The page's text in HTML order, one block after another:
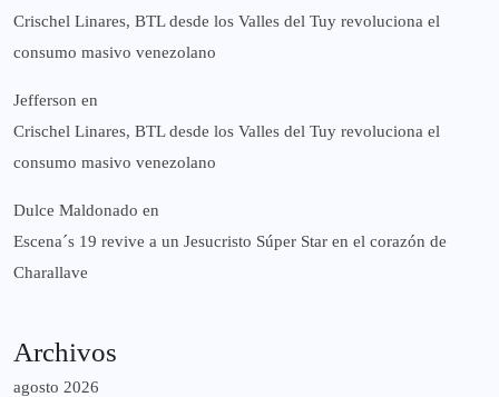
Crischel Linares, BTL desde los Valles del Tuy revoluciona el
consumo masivo venezolano
Jefferson en
Crischel Linares, BTL desde los Valles del Tuy revoluciona el
consumo masivo venezolano
Dulce Maldonado en
Escena´s 19 revive a un Jesucristo Súper Star en el corazón de
Charallave
Archivos
agosto 2026